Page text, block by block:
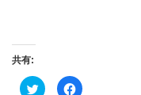
共有:
ク Facebook